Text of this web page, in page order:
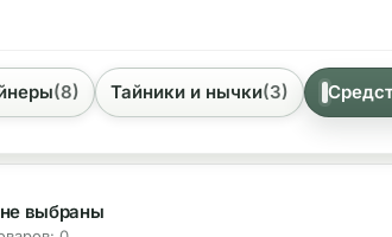
(8) Тайники и нычки(3)
выбраны